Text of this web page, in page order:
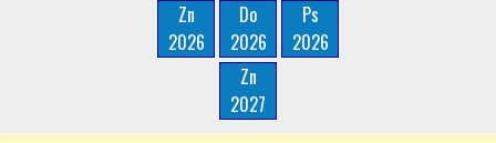
Zn
2026
Do
2026
Ps
2026
Zn
2027